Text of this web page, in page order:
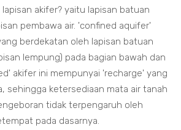
akifer? yaitu lapisan batuan
pembawa air. 'confined aquifer'
berdekatan oleh lapisan batuan
lempung) pada bagian bawah dan
akifer ini mempunyai 'recharge' yang
sehingga ketersediaan mata air tanah
tidak terpengaruh oleh
pada dasarnya.